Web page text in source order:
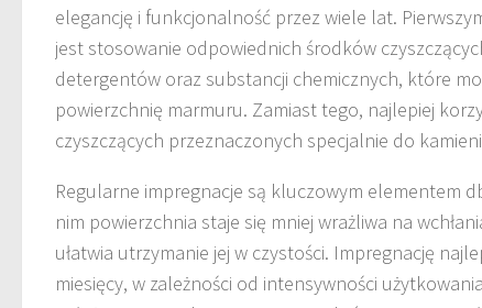
elegancję i funkcjonalność przez wiele lat.
jest stosowanie odpowiednich środków
detergentów oraz substancji chemicznych, które
powierzchnię marmuru. Zamiast tego, najlepiej
czyszczących przeznaczonych specjalnie do
Regularne impregnacje są kluczowym elementem
nim powierzchnia staje się mniej wrażliwa na
ułatwia utrzymanie jej w czystości. Impregnację
miesięcy, w zależności od intensywności